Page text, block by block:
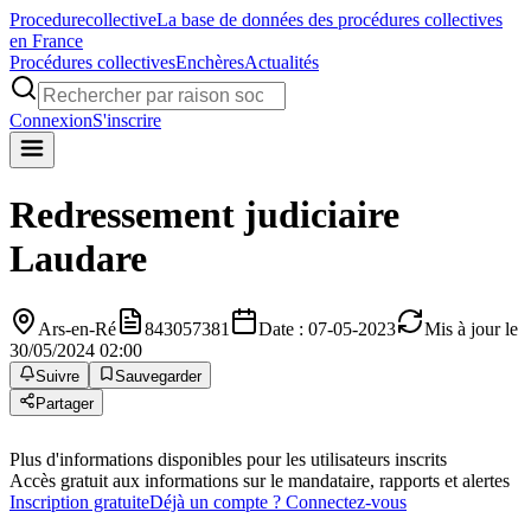
ProcedurecollectiveLa base de données des procédures collectives
en France
Procédures collectivesEnchèresActualités
ConnexionS'inscrire
Redressement judiciaire
Laudare
Ars-en-Ré 843057381 Date : 07-05-2023
Mis à jour le
30/05/2024 02:00
Suivre
Sauvegarder
Partager
Plus d'informations disponibles pour les utilisateurs inscrits
Accès gratuit aux informations sur le mandataire, rapports et alertes
Inscription gratuiteDéjà un compte ? Connectez-vous